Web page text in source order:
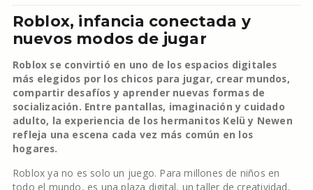
Roblox, infancia conectada y
nuevos modos de jugar
Roblox se convirtió en uno de los espacios digitales
más elegidos por los chicos para jugar, crear mundos,
compartir desafíos y aprender nuevas formas de
socialización. Entre pantallas, imaginación y cuidado
adulto, la experiencia de los hermanitos Kelü y Newen
refleja una escena cada vez más común en los
hogares.
Roblox ya no es solo un juego. Para millones de niños en
todo el mundo, es una plaza digital, un taller de creatividad,